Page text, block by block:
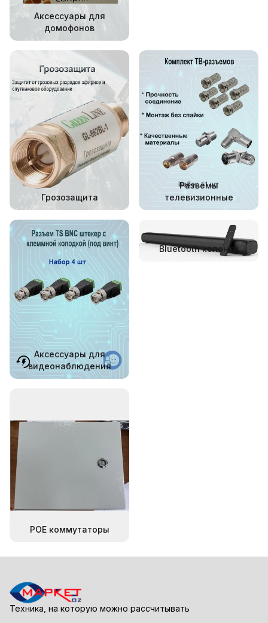
Аксессуары для
домофонов
Грозозащита
Разъемы
телевизионные
Аксессуары для
видеонаблюдения
Bluetooth колонки
POE коммутаторы
Техника, на которую можно рассчитывать